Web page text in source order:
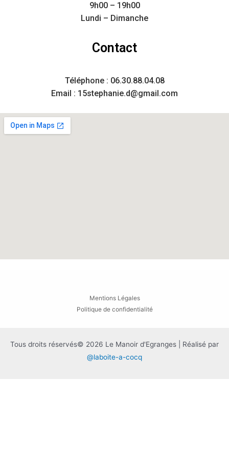
9h00 – 19h00
Lundi – Dimanche
Contact
Téléphone : 06.30.88.04.08
Email : 15stephanie.d@gmail.com
Mentions Légales
Politique de confidentialité
Tous droits réservés© 2026 Le Manoir d'Egranges | Réalisé par
@laboite-a-cocq